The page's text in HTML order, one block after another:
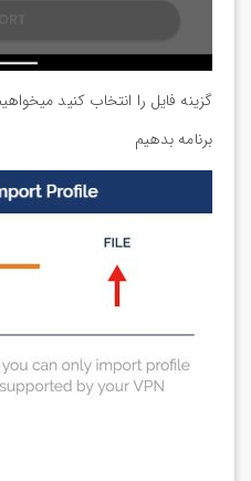
گزینه فایل را انتخاب کنید
برنامه بدهیم